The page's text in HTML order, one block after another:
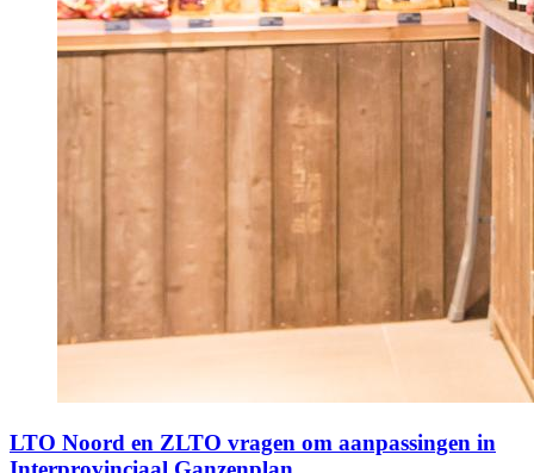
LTO Noord en ZLTO vragen om aanpassingen in